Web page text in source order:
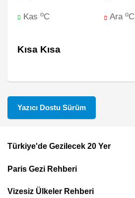
Kas oC AraoC
Kısa Kısa
Yazıcı Dostu Sürüm
Footer
Top
Menu
Türkiye'de Gezilecek 20 Yer
Paris Gezi Rehberi
Vizesiz Ülkeler Rehberi